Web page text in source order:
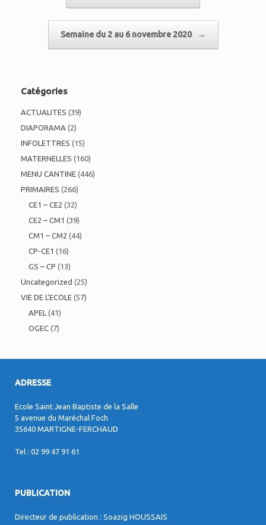
Semaine du 2 au 6 novembre 2020 →
Catégories
ACTUALITES (39)
DIAPORAMA (2)
INFOLETTRES (15)
MATERNELLES (160)
MENU CANTINE (446)
PRIMAIRES (266)
CE1 – CE2 (32)
CE2 – CM1 (39)
CM1 – CM2 (44)
CP-CE1 (16)
GS – CP (13)
Uncategorized (25)
VIE DE L'ECOLE (57)
APEL (41)
OGEC (7)
ADRESSE
Ecole Saint Jean Baptiste de la Salle
5 avenue du Maréchal Foch
35640 MARTIGNE-FERCHAUD
Tel : 02 99 47 91 61
PUBLICATION
Directeur de publication : Soazig HOUSSAIS